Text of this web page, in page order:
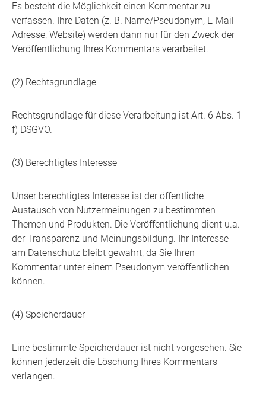
Es besteht die Möglichkeit einen Kommentar zu
verfassen. Ihre Daten (z. B. Name/Pseudonym, E-Mail-
Adresse, Website) werden dann nur für den Zweck der
Veröffentlichung Ihres Kommentars verarbeitet.
(2) Rechtsgrundlage
Rechtsgrundlage für diese Verarbeitung ist Art. 6 Abs. 1
f) DSGVO.
(3) Berechtigtes Interesse
Unser berechtigtes Interesse ist der öffentliche
Austausch von Nutzermeinungen zu bestimmten
Themen und Produkten. Die Veröffentlichung dient u.a.
der Transparenz und Meinungsbildung. Ihr Interesse
am Datenschutz bleibt gewahrt, da Sie Ihren
Kommentar unter einem Pseudonym veröffentlichen
können.
(4) Speicherdauer
Eine bestimmte Speicherdauer ist nicht vorgesehen. Sie
können jederzeit die Löschung Ihres Kommentars
verlangen.